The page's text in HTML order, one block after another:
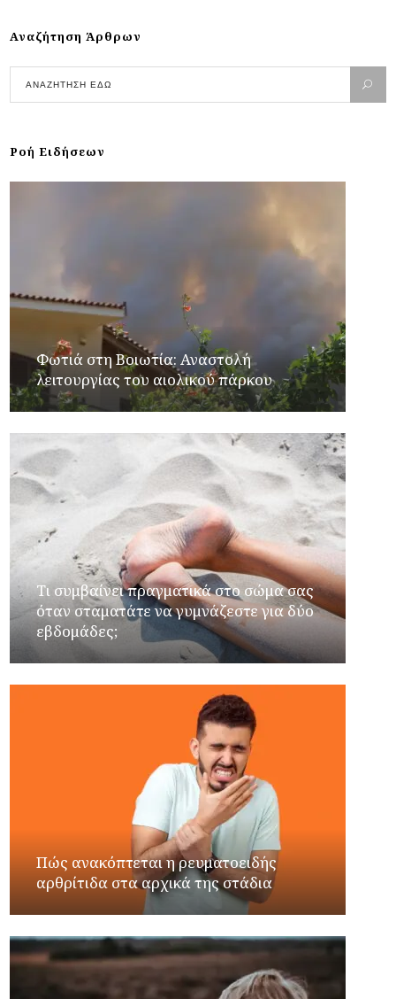
Αναζήτηση Άρθρων
Ροή Ειδήσεων
Φωτιά στη Βοιωτία: Αναστολή
λειτουργίας του αιολικού πάρκου
Τι συμβαίνει πραγματικά στο σώμα σας
όταν σταματάτε να γυμνάζεστε για δύο
εβδομάδες;
Πώς ανακόπτεται η ρευματοειδής
αρθρίτιδα στα αρχικά της στάδια